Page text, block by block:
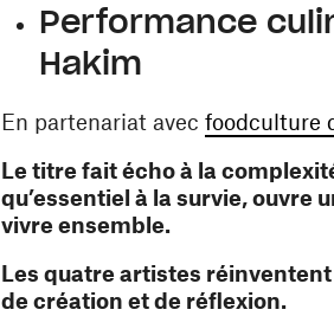
Performance
Hakim
En partenariat avec foodculture
Le titre fait écho à la
qu’essentiel à la survie, ouvre
vivre ensemble.
Les quatre artistes
de création et de réflexion.